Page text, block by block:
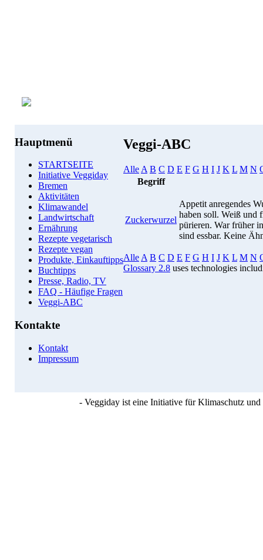
Hauptmenü
STARTSEITE
Initiative Veggiday
Bremen
Aktivitäten
Klimawandel
Landwirtschaft
Ernährung
Rezepte vegetarisch
Rezepte vegan
Produkte, Einkauftipps
Buchtipps
Presse, Radio, TV
FAQ - Häufige Fragen
Veggi-ABC
Kontakte
Kontakt
Impressum
Veggi-ABC
Alle A B C D E F G H I J K L M N
Begriff
Zuckerwurzel
Appetit anregendes
haben soll. Weiß und
pürieren. War früher
sind essbar. Keine
Alle A B C D E F G H I J K L M N
Glossary 2.8 uses technologies
- Veggiday ist eine Initiative für Klimaschutz